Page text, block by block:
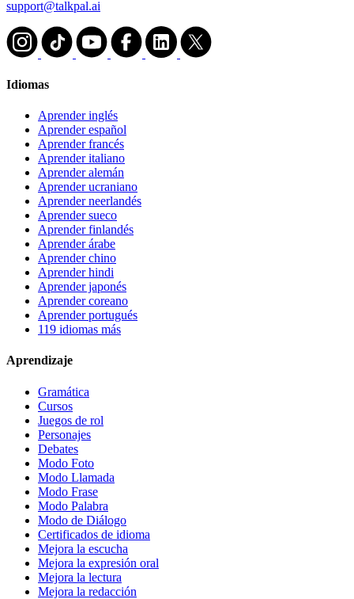
support@talkpal.ai
Idiomas
Aprender inglés
Aprender español
Aprender francés
Aprender italiano
Aprender alemán
Aprender ucraniano
Aprender neerlandés
Aprender sueco
Aprender finlandés
Aprender árabe
Aprender chino
Aprender hindi
Aprender japonés
Aprender coreano
Aprender portugués
119 idiomas más
Aprendizaje
Gramática
Cursos
Juegos de rol
Personajes
Debates
Modo Foto
Modo Llamada
Modo Frase
Modo Palabra
Modo de Diálogo
Certificados de idioma
Mejora la escucha
Mejora la expresión oral
Mejora la lectura
Mejora la redacción